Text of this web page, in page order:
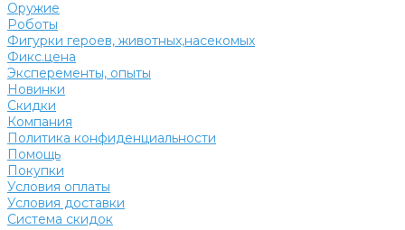
Оружие
Роботы
Фигурки героев, животных,насекомых
Фикс.цена
Эксперементы, опыты
Новинки
Скидки
Компания
Политика конфиденциальности
Помощь
Покупки
Условия оплаты
Условия доставки
Система скидок